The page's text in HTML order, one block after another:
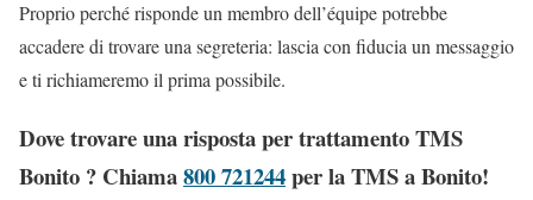
Proprio perché risponde un membro dell’équipe potrebbe
accadere di trovare una segreteria: lascia con fiducia un messaggio
e ti richiameremo il prima possibile.
Dove trovare una risposta per trattamento TMS
Bonito ? Chiama800 721244per la TMS a Bonito!